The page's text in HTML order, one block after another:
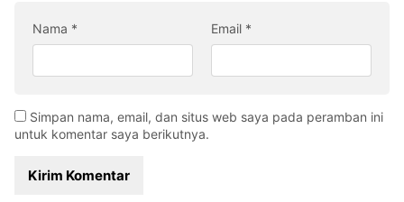
Nama * Email *
Simpan nama, email, dan situs web saya pada peramban ini
untuk komentar saya berikutnya.